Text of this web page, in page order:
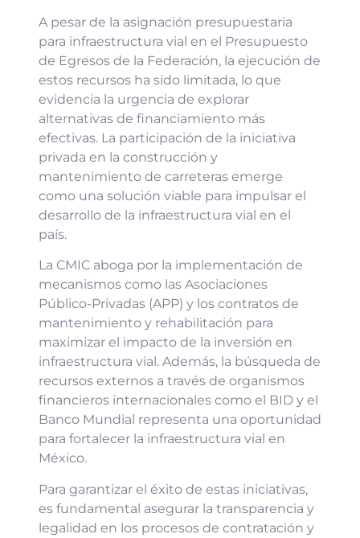
A pesar de la asignación presupuestaria
para infraestructura vial en el Presupuesto
de Egresos de la Federación, la ejecución de
estos recursos ha sido limitada, lo que
evidencia la urgencia de explorar
alternativas de financiamiento más
efectivas. La participación de la iniciativa
privada en la construcción y
mantenimiento de carreteras emerge
como una solución viable para impulsar el
desarrollo de la infraestructura vial en el
país.
La CMIC aboga por la implementación de
mecanismos como las Asociaciones
Público-Privadas (APP) y los contratos de
mantenimiento y rehabilitación para
maximizar el impacto de la inversión en
infraestructura vial. Además, la búsqueda de
recursos externos a través de organismos
financieros internacionales como el BID y el
Banco Mundial representa una oportunidad
para fortalecer la infraestructura vial en
México.
Para garantizar el éxito de estas iniciativas,
es fundamental asegurar la transparencia y
legalidad en los procesos de contratación y